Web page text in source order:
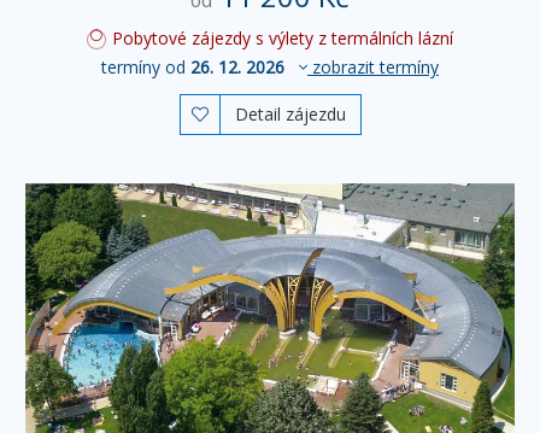
Pobytové zájezdy s výlety z termálních lázní
termíny od 26. 12. 2026 zobrazit termíny
 Detail zájezdu